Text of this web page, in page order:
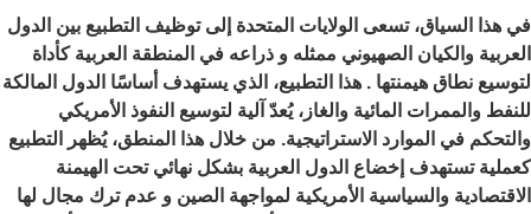
في هذا السياق، تسعى الولايات المتحدة إلى توظيف التطبيع بين الدول
العربية والكيان الصهيوني ممثله و ذراعه في المنطقة العربية كأداة
لتوسيع نطاق هيمنتها . هذا التطبيع، الذي يستهدف أساسًا الدول المالكة
للنفط والممرات المائية والغاز، يُعدّ آلية لتوسيع النفوذ الأمريكي
والتحكم في الموارد الاستراتيجية. من خلال هذا المنطق، يُظهر التطبيع
كعملية تستهدف إخضاع الدول العربية بشكل نهائي تحت الهيمنة
الاقتصادية والسياسية الأمريكية لمواجهة الصين و عدم ترك مجال لها